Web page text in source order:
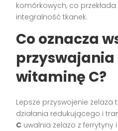
komórkowych, co
integralność tkanek.
Co oznacza
przyswajania
witaminę C?
Lepsze przyswojenie żelaza
działania redukującego i
C uwalnia żelazo z ferrytyny